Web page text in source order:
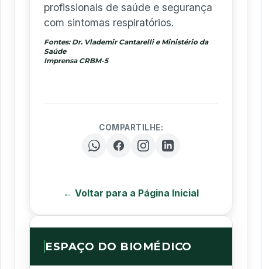
profissionais de saúde e segurança
com sintomas respiratórios.
Fontes: Dr. Vlademir Cantarelli e Ministério da
Saúde
Imprensa CRBM-5
COMPARTILHE:
← Voltar para a Página Inicial
ESPAÇO DO BIOMÉDICO